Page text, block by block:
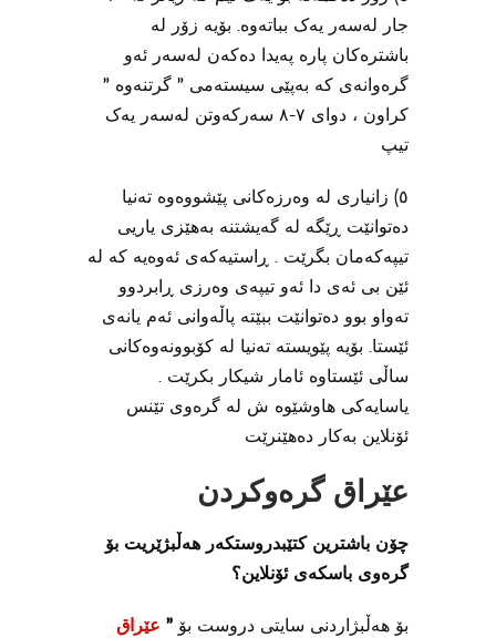
جار لەسەر یەک بباتەوە. بۆیە زۆر لە
باشترەکان پارە پەیدا دەکەن لەسەر ئەو
گرەوانەی کە بەپێی سیستەمی ” گرتنەوە ”
کراون ، دوای ٧-٨ سەرکەوتن لەسەر یەک
تیپ
٥) زانیاری لە وەرزەکانی پێشووەوە تەنیا
دەتوانێت ڕێگە لە گەیشتنە بەهێزی یاریی
تیپەکەمان بگرێت . ڕاستیەکەی ئەوەیە کە لە
ئێن بی ئەی دا ئەو تیپەی وەرزی ڕابردوو
تەواو بوو دەتوانێت ببێتە پاڵەوانی ئەم یانەی
ئێستا. بۆیە پێویستە تەنیا لە کۆبوونەوەکانی
ساڵی ئێستاوە ئامار شیکار بکرێت .
یاسایەکی هاوشێوە ش لە گرەوی تێنس
ئۆنلاین بەکار دەهێنرێت
عێراق گرەوکردن
چۆن باشترین کتێبدروستکەر هەڵبژێریت بۆ
گرەوی باسکەی ئۆنلاین؟
بۆ هەڵبژاردنی سایتی دروست بۆ ” عێراق